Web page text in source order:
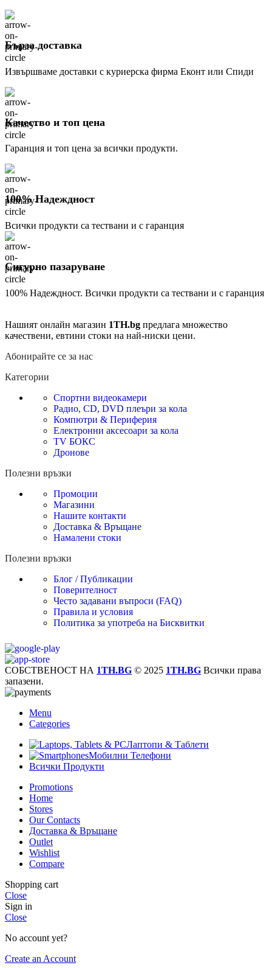
Бърза доставка
Извършваме доставки с куриерска фирма Еконт или Спиди
Качество и топ цена
Гаранция и топ цена за всички продукти.
100% Надеждност
Всички продукти са тествани и с гаранция
Сигурно пазаруване
100% Надеждност. Всички продукти са тествани и с гаранция
Нашият онлайн магазин 1TH.bg предлага множество
качествени, евтини стоки на най-ниски цени.
Абонирайте се за нас
Категории
Спортни видеокамери
Радио, CD, DVD плеъри за кола
Компютри & Периферия
Електронни аксесоари за кола
TV БОКС
Дронове
Полезни връзки
Промоции
Магазини
Нашите контакти
Доставка & Връщане
Намалени стоки
Полезни връзки
Блог / Публикации
Поверителност
Често задавани въпроси (FAQ)
Правила и условия
Политика за употреба на Бисквитки
СОБСТВЕНОСТ НА 1TH.BG © 2025 1TH.BG Всички права
запазени.
Menu
Categories
Лаптопи & Таблети
Мобилни Телефони
Всички Продукти
Promotions
Home
Stores
Our Contacts
Доставка & Връщане
Outlet
Wishlist
Compare
Shopping cart
Close
Sign in
Close
No account yet?
Create an Account